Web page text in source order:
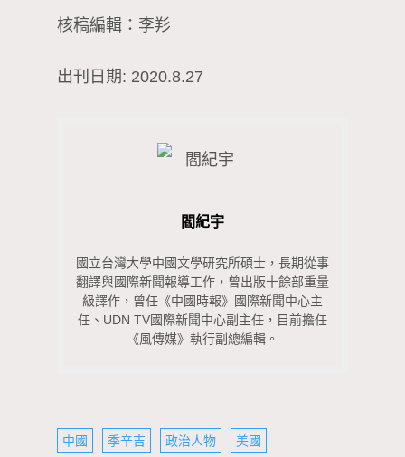
核稿編輯：李羏
出刊日期: 2020.8.27
閻紀宇
國立台灣大學中國文學研究所碩士，長期從事
翻譯與國際新聞報導工作，曾出版十餘部重量
級譯作，曾任《中國時報》國際新聞中心主
任、UDN TV國際新聞中心副主任，目前擔任
《風傳媒》執行副總編輯。
中國 季辛吉 政治人物 美國